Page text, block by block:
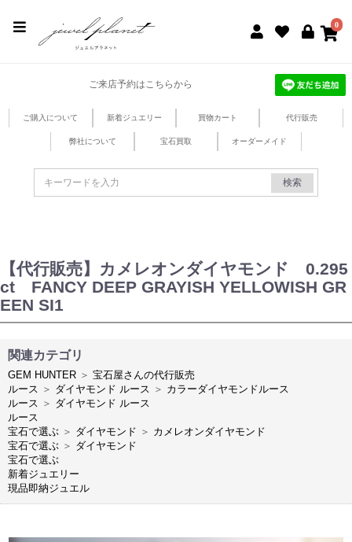
0
ご来店予約はこちらから
ご購入について 新着ジュエリー 買物カート 代行販売
弊社について 宝石買取 オーダーメイド
検索
【代行販売】カメレオンダイヤモンド 0.295
ct FANCY DEEP GRAYISH YELLOWISH GR
EEN SI1
関連カテゴリ
GEM HUNTER ＞ 宝石屋さんの代行販売
ルース ＞ ダイヤモンド ルース ＞ カラーダイヤモンドルース
ルース ＞ ダイヤモンド ルース
ルース
宝石で選ぶ ＞ ダイヤモンド ＞ カメレオンダイヤモンド
宝石で選ぶ ＞ ダイヤモンド
宝石で選ぶ
新着ジュエリー
現品即納ジュエル